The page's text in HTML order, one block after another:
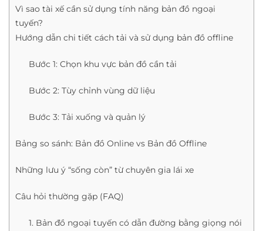
Vì sao tài xế cần sử dụng tính năng bản đồ ngoại
tuyến?
Hướng dẫn chi tiết cách tải và sử dụng bản đồ offline
Bước 1: Chọn khu vực bản đồ cần tải
Bước 2: Tùy chỉnh vùng dữ liệu
Bước 3: Tải xuống và quản lý
Bảng so sánh: Bản đồ Online vs Bản đồ Offline
Những lưu ý “sống còn” từ chuyên gia lái xe
Câu hỏi thường gặp (FAQ)
1. Bản đồ ngoại tuyến có dẫn đường bằng giọng nói